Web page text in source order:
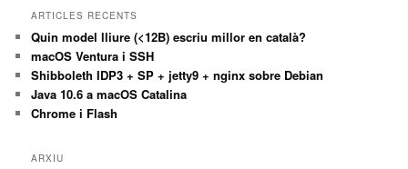
ARTICLES RECENTS
Quin model lliure (<12B) escriu millor en català?
macOS Ventura i SSH
Shibboleth IDP3 + SP + jetty9 + nginx sobre Debian
Java 10.6 a macOS Catalina
Chrome i Flash
ARXIU